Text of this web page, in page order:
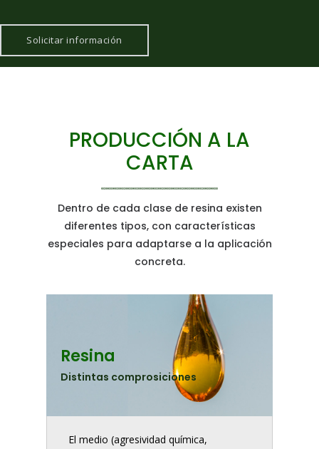
Solicitar información
PRODUCCIÓN A LA
CARTA
Dentro de cada clase de resina existen
diferentes tipos, con características
especiales para adaptarse a la aplicación
concreta.
Resina
Distintas comprosiciones
El medio (agresividad química,